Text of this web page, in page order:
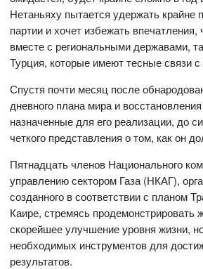
Нетаньяху пытается удержать крайне
партии и хочет избежать впечатления,
вместе с региональными державами,
Турция, которые имеют тесные связи
Спустя почти месяц после
дневного плана мира и
назначенные для его реализации, до
четкого представления о том, как он
Пятнадцать членов Национального
управлению сектором Газа (НКАГ),
созданного в соответствии с планом
Каире, стремясь продемонстрировать
скорейшее улучшение уровня жизни,
необходимых инструментов для
результатов.